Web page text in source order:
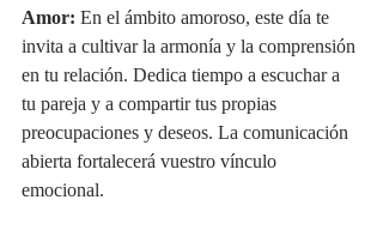
Amor: En el ámbito amoroso, este día te
invita a cultivar la armonía y la comprensión
en tu relación. Dedica tiempo a escuchar a
tu pareja y a compartir tus propias
preocupaciones y deseos. La comunicación
abierta fortalecerá vuestro vínculo
emocional.